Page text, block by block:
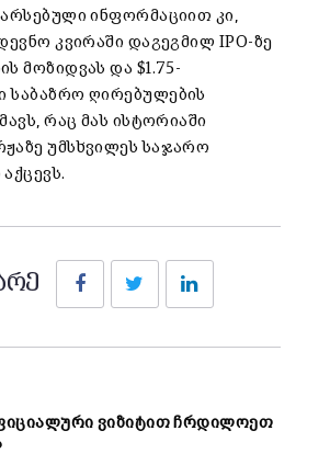
ინფორმაციით კი,
კვირაში დაგეგმილ IPO-ზე
მოზიდვას და $1.75-
საბაზრო ღირებულების
რაც მას ისტორიაში
უმსხვილეს საჯარო
FacebookTwitter
ვიზიტით ჩრდილოეთ